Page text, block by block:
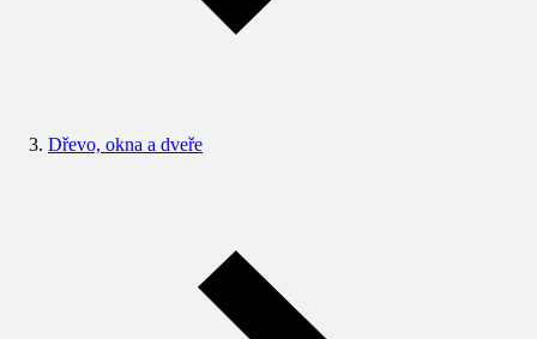
Dřevo, okna a dveře